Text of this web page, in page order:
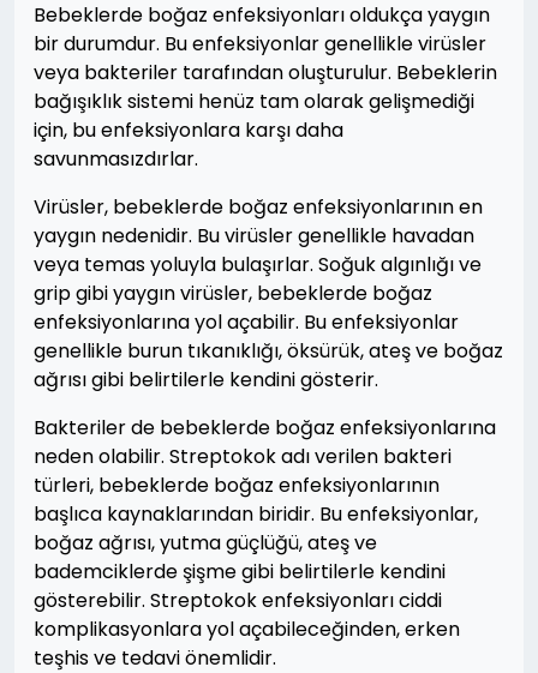
Bebeklerde boğaz enfeksiyonları oldukça yaygın
bir durumdur. Bu enfeksiyonlar genellikle virüsler
veya bakteriler tarafından oluşturulur. Bebeklerin
bağışıklık sistemi henüz tam olarak gelişmediği
için, bu enfeksiyonlara karşı daha
savunmasızdırlar.
Virüsler, bebeklerde boğaz enfeksiyonlarının en
yaygın nedenidir. Bu virüsler genellikle havadan
veya temas yoluyla bulaşırlar. Soğuk algınlığı ve
grip gibi yaygın virüsler, bebeklerde boğaz
enfeksiyonlarına yol açabilir. Bu enfeksiyonlar
genellikle burun tıkanıklığı, öksürük, ateş ve boğaz
ağrısı gibi belirtilerle kendini gösterir.
Bakteriler de bebeklerde boğaz enfeksiyonlarına
neden olabilir. Streptokok adı verilen bakteri
türleri, bebeklerde boğaz enfeksiyonlarının
başlıca kaynaklarından biridir. Bu enfeksiyonlar,
boğaz ağrısı, yutma güçlüğü, ateş ve
bademciklerde şişme gibi belirtilerle kendini
gösterebilir. Streptokok enfeksiyonları ciddi
komplikasyonlara yol açabileceğinden, erken
teşhis ve tedavi önemlidir.